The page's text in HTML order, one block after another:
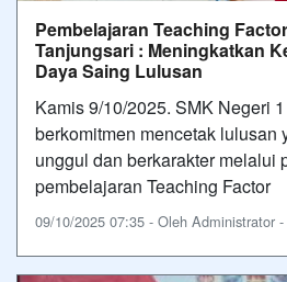
Pembelajaran Teaching
Tanjungsari : Meningkatkan
Daya Saing Lulusan
Kamis 9/10/2025. SMK Negeri
berkomitmen mencetak lulusan
unggul dan berkarakter melalui
pembelajaran Teaching Factor
09/10/2025 07:35 - Oleh Administrator